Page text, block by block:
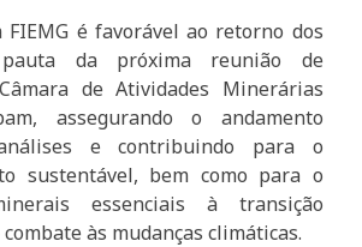
FIEMG é favorável ao retorno dos
da próxima reunião de
de Atividades Minerárias
assegurando o andamento
e contribuindo para o
sustentável, bem como para o
essenciais à transição
às mudanças climáticas.